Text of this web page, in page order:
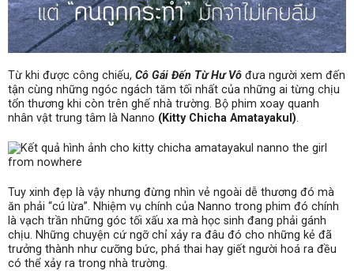
Từ khi được công chiếu, Cô Gái Đến Từ Hư Vô đưa người xem đến
tận cùng những ngóc ngách tăm tối nhất của những ai từng chịu
tổn thương khi còn trên ghế nhà trường. Bộ phim xoay quanh
nhân vật trung tâm là Nanno (Kitty Chicha Amatayakul).
Tuy xinh đẹp là vậy nhưng đừng nhìn vẻ ngoài dễ thương đó mà
ăn phải “cú lừa”. Nhiệm vụ chính của Nanno trong phim đó chính
là vạch trần những góc tối xấu xa mà học sinh đang phải gánh
chịu. Những chuyện cứ ngỡ chỉ xảy ra đâu đó cho những kẻ đã
trưởng thành như cưỡng bức, phá thai hay giết người hoá ra đều
có thể xảy ra trong nhà trường.